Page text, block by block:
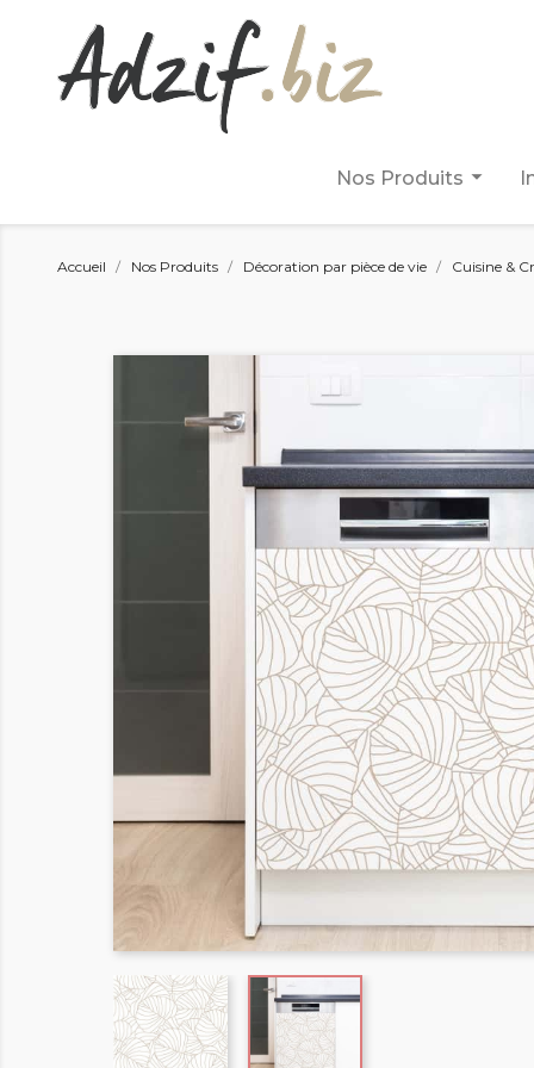
arrow_drop_down
Nos Produits
Accueil Nos Produits Décoration par pièce de vie Cuisine &